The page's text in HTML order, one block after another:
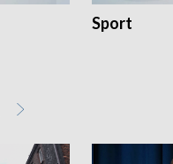
Sport